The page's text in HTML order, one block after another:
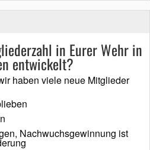
in Eurer Wehr in
entwickelt?
haben viele neue Mitglieder
Nachwuchsgewinnung ist